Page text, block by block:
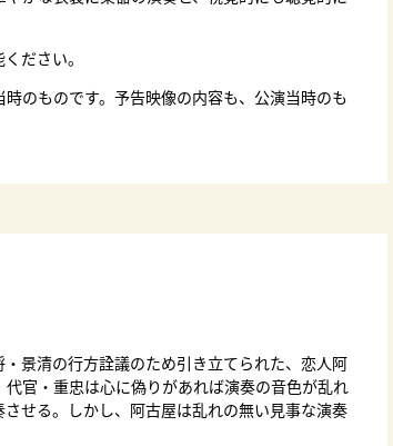
ださい。
のものです。予告映像の内容も、公演当時のも
景清の行方詮議のため引き立てられた、恋人阿
官・重忠は心に偽りがあれば演奏の音色が乱れ
せる。しかし、阿古屋は乱れの無い見事な演奏